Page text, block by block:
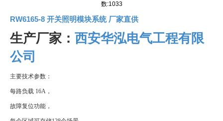
数:1033
RW6165-8 开关照明模块系统 厂家直供
生产厂家： 西安华泓电气工程有限
公司
主要技术参数：
每路负载 16A，
故障复位功能，